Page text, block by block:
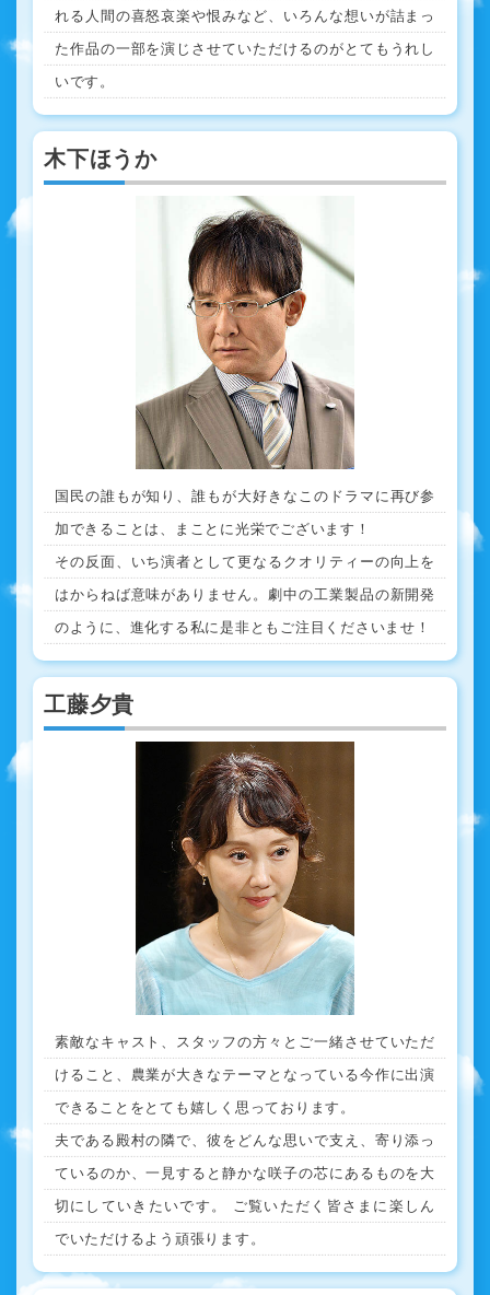
れる人間の喜怒哀楽や恨みなど、いろんな想いが詰まっ
た作品の一部を演じさせていただけるのがとてもうれし
いです。
木下ほうか
国民の誰もが知り、誰もが大好きなこのドラマに再び参
加できることは、まことに光栄でございます！
その反面、いち演者として更なるクオリティーの向上を
はからねば意味がありません。劇中の工業製品の新開発
のように、進化する私に是非ともご注目くださいませ！
工藤夕貴
素敵なキャスト、スタッフの方々とご一緒させていただ
けること、農業が大きなテーマとなっている今作に出演
できることをとても嬉しく思っております。
夫である殿村の隣で、彼をどんな思いで支え、寄り添っ
ているのか、一見すると静かな咲子の芯にあるものを大
切にしていきたいです。 ご覧いただく皆さまに楽しん
でいただけるよう頑張ります。